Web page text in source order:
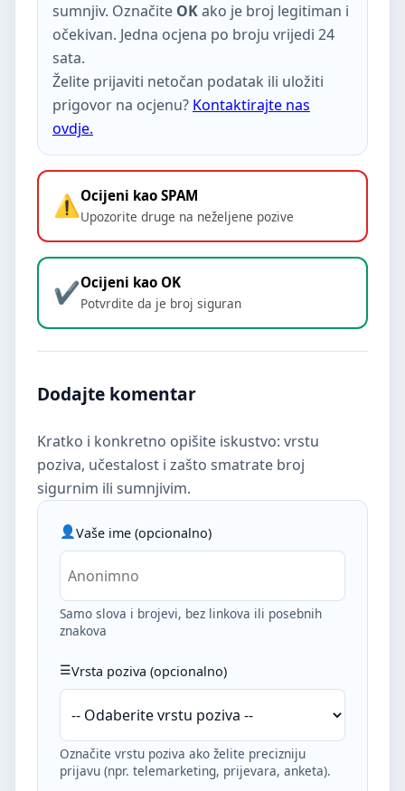
sumnjiv. Označite OKako je broj legitiman i
očekivan. Jedna ocjena po broju vrijedi 24
sata.
Želite prijaviti netočan podatak ili uložiti
prigovor na ocjenu? Kontaktirajte nas
ovdje.
Ocijeni kao SPAM
Upozorite druge na neželjene pozive
Ocijeni kao OK
Potvrdite da je broj siguran
Dodajte komentar
Kratko i konkretno opišite iskustvo: vrstu
poziva, učestalost i zašto smatrate broj
sigurnim ili sumnjivim.
Vaše ime (opcionalno)
Samo slova i brojevi, bez linkova ili posebnih
znakova
Vrsta poziva (opcionalno)
Označite vrstu poziva ako želite precizniju
prijavu (npr. telemarketing, prijevara, anketa).